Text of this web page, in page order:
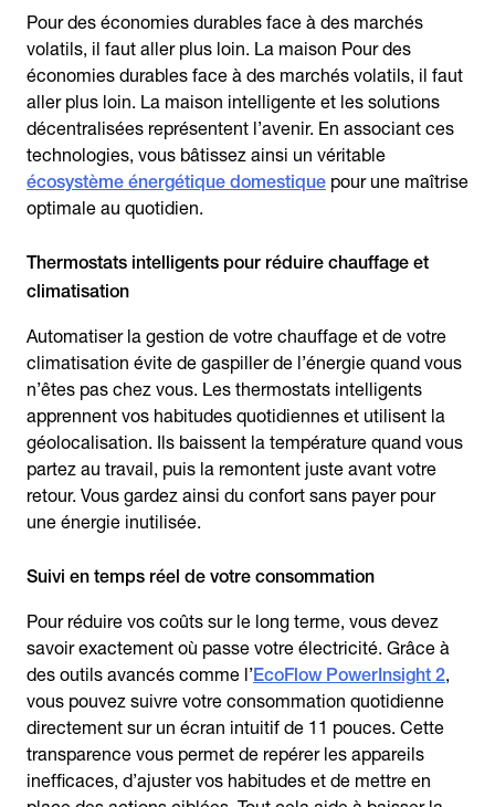
Pour des économies durables face à des marchés
volatils, il faut aller plus loin. La maison Pour des
économies durables face à des marchés volatils, il faut
aller plus loin. La maison intelligente et les solutions
décentralisées représentent l’avenir. En associant ces
technologies, vous bâtissez ainsi un véritable
écosystème énergétique domestique pour une maîtrise
optimale au quotidien.
Thermostats intelligents pour réduire chauffage et
climatisation
Automatiser la gestion de votre chauffage et de votre
climatisation évite de gaspiller de l’énergie quand vous
n’êtes pas chez vous. Les thermostats intelligents
apprennent vos habitudes quotidiennes et utilisent la
géolocalisation. Ils baissent la température quand vous
partez au travail, puis la remontent juste avant votre
retour. Vous gardez ainsi du confort sans payer pour
une énergie inutilisée.
Suivi en temps réel de votre consommation
Pour réduire vos coûts sur le long terme, vous devez
savoir exactement où passe votre électricité. Grâce à
des outils avancés comme l’EcoFlow PowerInsight 2,
vous pouvez suivre votre consommation quotidienne
directement sur un écran intuitif de 11 pouces. Cette
transparence vous permet de repérer les appareils
inefficaces, d’ajuster vos habitudes et de mettre en